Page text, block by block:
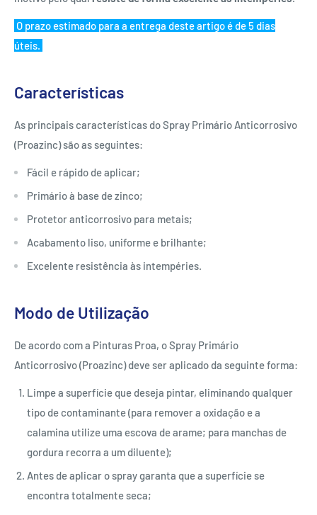
O prazo estimado para a entrega deste artigo é de 5 dias
úteis.
Características
As principais características do Spray Primário Anticorrosivo
(Proazinc) são as seguintes:
Fácil e rápido de aplicar;
Primário à base de zinco;
Protetor anticorrosivo para metais;
Acabamento liso, uniforme e brilhante;
Excelente resistência às intempéries.
Modo de Utilização
De acordo com a Pinturas Proa, o Spray Primário
Anticorrosivo (Proazinc) deve ser aplicado da seguinte forma:
Limpe a superfície que deseja pintar, eliminando qualquer
tipo de contaminante (para remover a oxidação e a
calamina utilize uma escova de arame; para manchas de
gordura recorra a um diluente);
Antes de aplicar o spray garanta que a superfície se
encontra totalmente seca;